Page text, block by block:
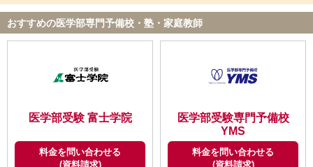
おすすめの医学部専門予備校・塾・家庭教師
医学部受験 富士学院
料金を問い合わせる
(資料請求)
医学部受験専門予備校
YMS
料金を問い合わせる
(資料請求)